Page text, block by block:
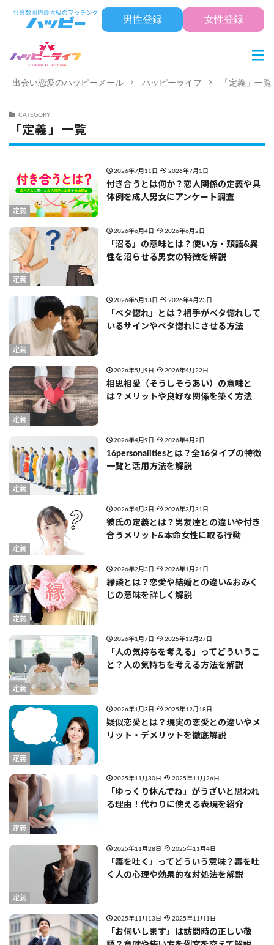
男性登録 女性登録
出会い恋愛のハッピーメール ハッピーライフ 「定義」一覧
CATEGORY
「定義」一覧
定義
2026年7月11日 2026年7月1日
付き合うとは何か？恋人関係の定義や具
体例を成人男女にアンケート調査
定義
2026年6月4日 2026年6月2日
「沼る」の意味とは？使い方・類語&異
性を沼らせる男女の特徴を解説
定義
2026年5月13日 2026年4月23日
「ベタ惚れ」とは？相手がベタ惚れして
いるサインやベタ惚れにさせる方法
定義
2026年5月9日 2026年4月22日
相思相愛（そうしそうあい）の意味と
は？メリットや良好な関係を築く方法
定義
2026年4月9日 2026年4月2日
16personalitiesとは？全16タイプの特徴
一覧と活用方法を解説
定義
2026年4月3日 2026年3月31日
彼氏の定義とは？男友達との違いや付き
合うメリット&本命女性に取る行動
定義
2026年2月3日 2026年1月21日
縁談とは？恋愛や結婚との違い&おみく
じの意味を詳しく解説
定義
2026年1月7日 2025年12月27日
「人の気持ちを考える」ってどういうこ
と？人の気持ちを考える方法を解説
定義
2026年1月3日 2025年12月18日
疑似恋愛とは？現実の恋愛との違いやメ
リット・デメリットを徹底解説
定義
2025年11月30日 2025年11月26日
「ゆっくり休んでね」がうざいと思われ
る理由！代わりに使える表現を紹介
定義
2025年11月28日 2025年11月4日
「毒を吐く」ってどういう意味？毒を吐
く人の心理や効果的な対処法を解説
2025年11月13日 2025年11月1日
「お伺いします」は訪問時の正しい敬